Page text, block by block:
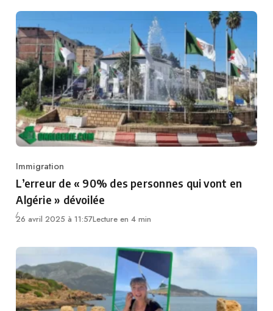
Category
Immigration
L’erreur de « 90% des personnes qui vont en
Algérie » dévoilée
26 avril 2025 à 11:57Lecture en 4 min